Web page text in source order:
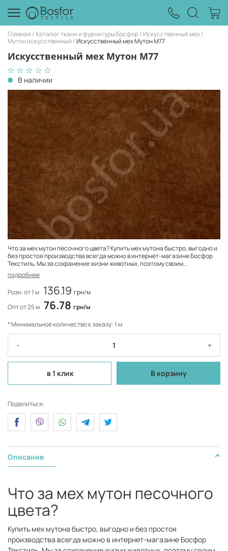
Главная Каталог ткани и фурнитуры Босфор Искусственный мех
Мутон искусственный Искусственный мех Мутон М77
Искусственный мех Мутон М77
В наличии
Что за мех мутон песочного цвета? Купить мех мутона быстро, выгодно и
без простоя производства всегда можно в интернет-магазине Босфор
Текстиль. Мы за сохранение жизни животных, поэтому своим...
подробнее
Розн. от 1 м 136.19 грн/м
Опт от 25 м 76.78 грн/м
* Минимальное количество к заказу: 1 м
- +
в 1 клик В корзину
Поделиться:
Описание
Что за мех мутон песочного
цвета?
Купить мех мутона быстро, выгодно и без простоя
производства всегда можно в интернет-магазине Босфор